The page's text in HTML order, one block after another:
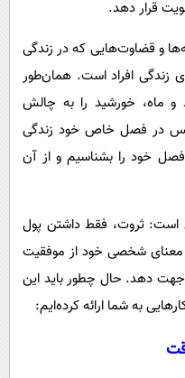
قرار دهد.
و قضاوت‌هایی که در زندگی
زندگی افراد است. همان‌طور
و ماه، خورشید را به چالش
در فصل خاص خود زندگی
خود را بشناسیم و از آن
است: ثروت، فقط داشتن پول
شخصی خود از موفقیت
جهت دهد. حال چطور باید این
به شما ارائه کرده‌ایم: